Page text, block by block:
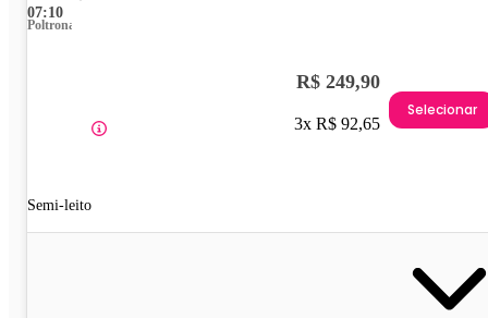
07:10
Poltrona
Semi-leito
R$ 249,90
3x R$ 92,65
Selecionar